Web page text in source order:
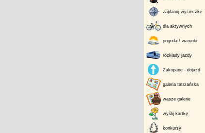
zaplanuj wycieczkę
dla aktywnych
pogoda / warunki
rozkłady jazdy
Zakopane - dojazd
galeria tatrzańska
wasze galerie
wyślij kartkę
konkursy